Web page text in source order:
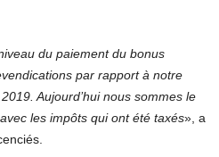
du paiement du bonus
par rapport à notre
Aujourd’hui nous sommes le
les impôts qui ont été taxés», a